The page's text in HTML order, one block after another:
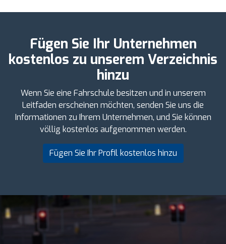
Fügen Sie Ihr Unternehmen
kostenlos zu unserem Verzeichnis
hinzu
Wenn Sie eine Fahrschule besitzen und in unserem
Leitfaden erscheinen möchten, senden Sie uns die
Informationen zu Ihrem Unternehmen, und Sie können
völlig kostenlos aufgenommen werden.
Fügen Sie Ihr Profil kostenlos hinzu